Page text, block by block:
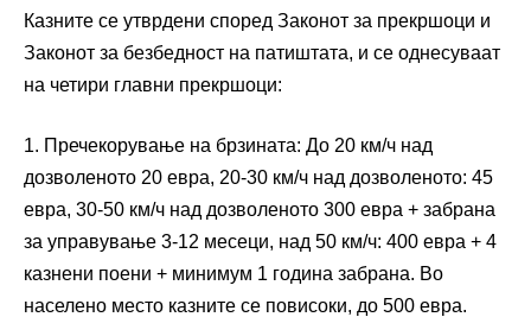
Казните се утврдени според Законот за прекршоци и
Законот за безбедност на патиштата, и се однесуваат
на четири главни прекршоци:
1. Пречекорување на брзината: До 20 км/ч над
дозволеното 20 евра, 20-30 км/ч над дозволеното: 45
евра, 30-50 км/ч над дозволеното 300 евра + забрана
за управување 3-12 месеци, над 50 км/ч: 400 евра + 4
казнени поени + минимум 1 година забрана. Во
населено место казните се повисоки, до 500 евра.